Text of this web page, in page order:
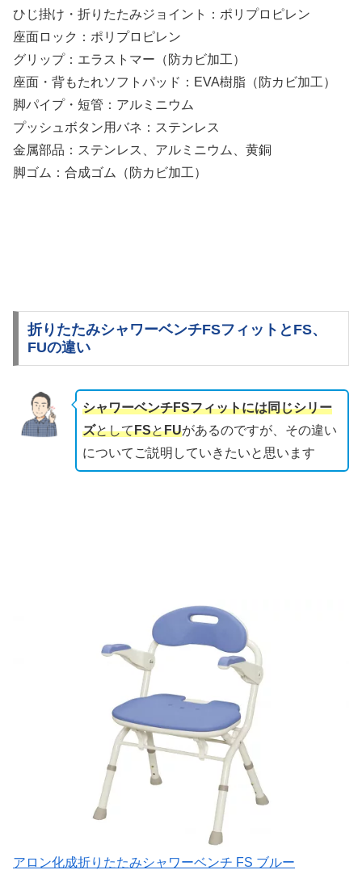
ひじ掛け・折りたたみジョイント：ポリプロピレン
座面ロック：ポリプロピレン
グリップ：エラストマー（防カビ加工）
座面・背もたれソフトパッド：EVA樹脂（防カビ加工）
脚パイプ・短管：アルミニウム
プッシュボタン用バネ：ステンレス
金属部品：ステンレス、アルミニウム、黄銅
脚ゴム：合成ゴム（防カビ加工）
折りたたみシャワーベンチFSフィットとFS、
FUの違い
シャワーベンチFSフィットには同じシリー
ズとしてFSとFUがあるのですが、その違い
についてご説明していきたいと思います
アロン化成折りたたみシャワーベンチ FS ブルー